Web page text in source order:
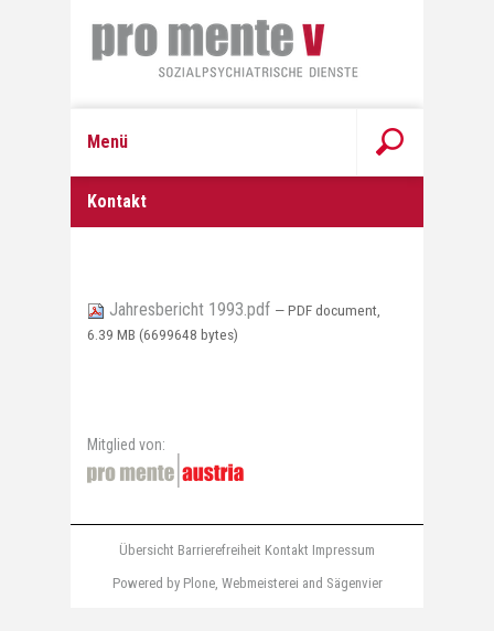
Menü
Kontakt
Jahresbericht 1993.pdf — PDF document,
6.39 MB (6699648 bytes)
Mitglied von:
Übersicht Barrierefreiheit Kontakt Impressum
Powered by Plone, Webmeisterei and Sägenvier